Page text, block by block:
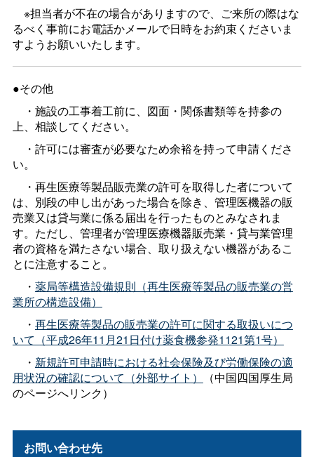
※担当者が不在の場合がありますので、ご来所の際はな
るべく事前にお電話かメールで日時をお約束くださいま
すようお願いいたします。
●その他
・施設の工事着工前に、図面・関係書類等を持参の
上、相談してください。
・許可には審査が必要なため余裕を持って申請くださ
い。
・再生医療等製品販売業の許可を取得した者について
は、別段の申し出があった場合を除き、管理医機器の販
売業又は貸与業に係る届出を行ったものとみなされま
す。ただし、管理者が管理医療機器販売業・貸与業管理
者の資格を満たさない場合、取り扱えない機器があるこ
とに注意すること。
・ 薬局等構造設備規則（再生医療等製品の販売業の営
業所の構造設備）
・ 再生医療等製品の販売業の許可に関する取扱いにつ
いて（平成26年11月21日付け薬食機参発1121第1号）
・ 新規許可申請時における社会保険及び労働保険の適
用状況の確認について（外部サイト）
（中国四国厚生局
のページへリンク）
お問い合わせ先